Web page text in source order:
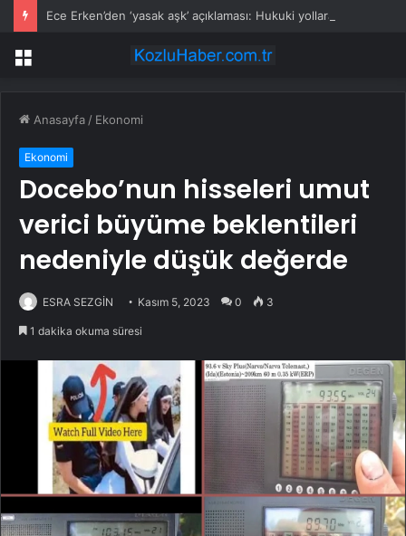
Menü
Anasayfa / Ekonomi
Ekonomi
Docebo’nun hisseleri umut
verici büyüme beklentileri
nedeniyle düşük değerde
ESRA SEZGİN Kasım 5, 2023 0 3
1 dakika okuma süresi